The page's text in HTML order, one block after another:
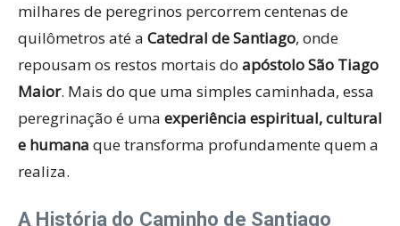
milhares de peregrinos percorrem centenas de
quilômetros até a Catedral de Santiago, onde
repousam os restos mortais do apóstolo São Tiago
Maior. Mais do que uma simples caminhada, essa
peregrinação é uma experiência espiritual, cultural
e humana que transforma profundamente quem a
realiza.
A História do Caminho de Santiago